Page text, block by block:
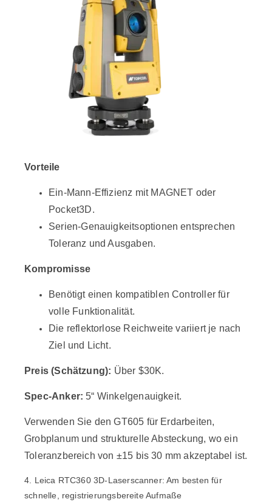
Vorteile
Ein-Mann-Effizienz mit MAGNET oder
Pocket3D.
Serien-Genauigkeitsoptionen entsprechen
Toleranz und Ausgaben.
Kompromisse
Benötigt einen kompatiblen Controller für
volle Funktionalität.
Die reflektorlose Reichweite variiert je nach
Ziel und Licht.
Preis (Schätzung): Über $30K.
Spec-Anker: 5“ Winkelgenauigkeit.
Verwenden Sie den GT605 für Erdarbeiten,
Grobplanum und strukturelle Absteckung, wo ein
Toleranzbereich von ±15 bis 30 mm akzeptabel ist.
4. Leica RTC360 3D-Laserscanner: Am besten für
schnelle, registrierungsbereite Aufmaße